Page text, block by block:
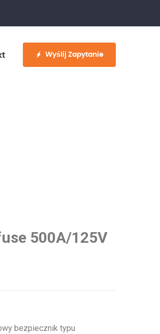
530 886 214
Wyślij Zapytanie
500A/125V
bezpiecznik typu